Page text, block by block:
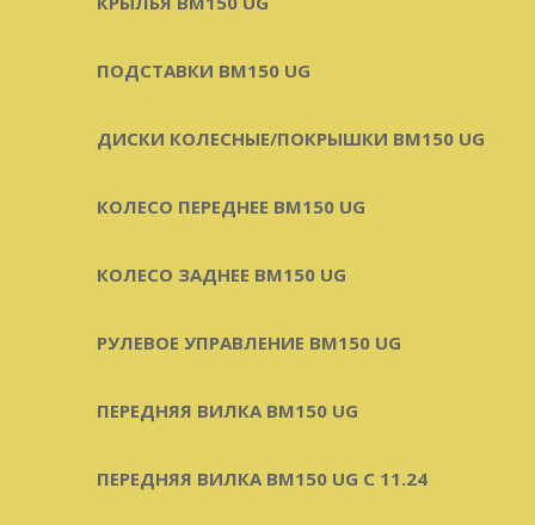
ПОДСТАВКИ BM150 UG
ДИСКИ КОЛЕСНЫЕ/ПОКРЫШКИ BM150 UG
КОЛЕСО ПЕРЕДНЕЕ BM150 UG
КОЛЕСО ЗАДНЕЕ BM150 UG
РУЛЕВОЕ УПРАВЛЕНИЕ BM150 UG
ПЕРЕДНЯЯ ВИЛКА BM150 UG
ПЕРЕДНЯЯ ВИЛКА BM150 UG С 11.24